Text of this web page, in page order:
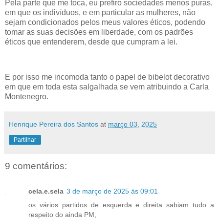
Pela parte que me toca, eu prefiro sociedades menos puras,
em que os indivíduos, e em particular as mulheres, não
sejam condicionados pelos meus valores éticos, podendo
tomar as suas decisões em liberdade, com os padrões
éticos que entenderem, desde que cumpram a lei.
E por isso me incomoda tanto o papel de bibelot decorativo
em que em toda esta salgalhada se vem atribuindo a Carla
Montenegro.
Henrique Pereira dos Santos at março 03, 2025
Partilhar
9 comentários:
cela.e.sela 3 de março de 2025 às 09:01
os vários partidos de esquerda e direita sabiam tudo a
respeito do ainda PM,